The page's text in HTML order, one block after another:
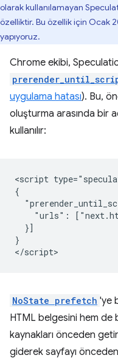
olarak kullanılamayan
özelliktir. Bu özellik için Ocak
yapıyoruz.
Chrome ekibi,
uygulama hatası). Bu,
oluşturma arasında bir
kullanılır:
<script
{
"urls":
  }]
}
NoState prefetch 'ye
HTML belgesini hem de
kaynakları önceden
giderek sayfayı